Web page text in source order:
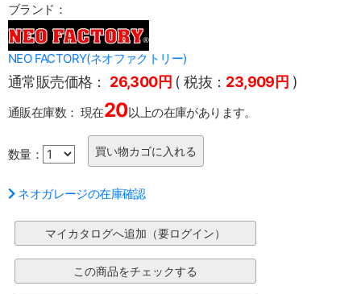
ブランド：
NEO FACTORY(ネオファクトリー)
通常販売価格： 26,300円 ( 税抜： 23,909円 )
通販在庫数： 現在20以上の在庫があります。
数量：
ネオガレージの在庫確認